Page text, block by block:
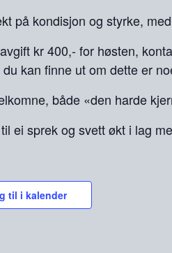
på kondisjon og styrke,
kr 400,- for høsten,
kan finne ut om dette er
både «den harde
ei sprek og svett økt i lag
til i kalender